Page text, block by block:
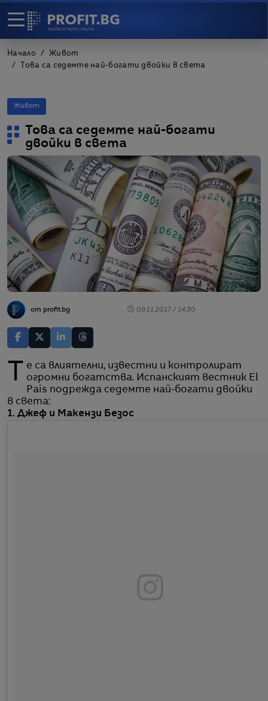
Начало
Живот
Това са седемте най-богати двойки в света
Живот
Това са седемте най-богати
двойки в света
от profit.bg 09.11.2017 / 14:30
Те са влиятелни, известни и контролират
огромни богатства. Испанският вестник El
Pais подрежда седемте най-богати двойки
в света:
1. Джеф и Макензи Безос